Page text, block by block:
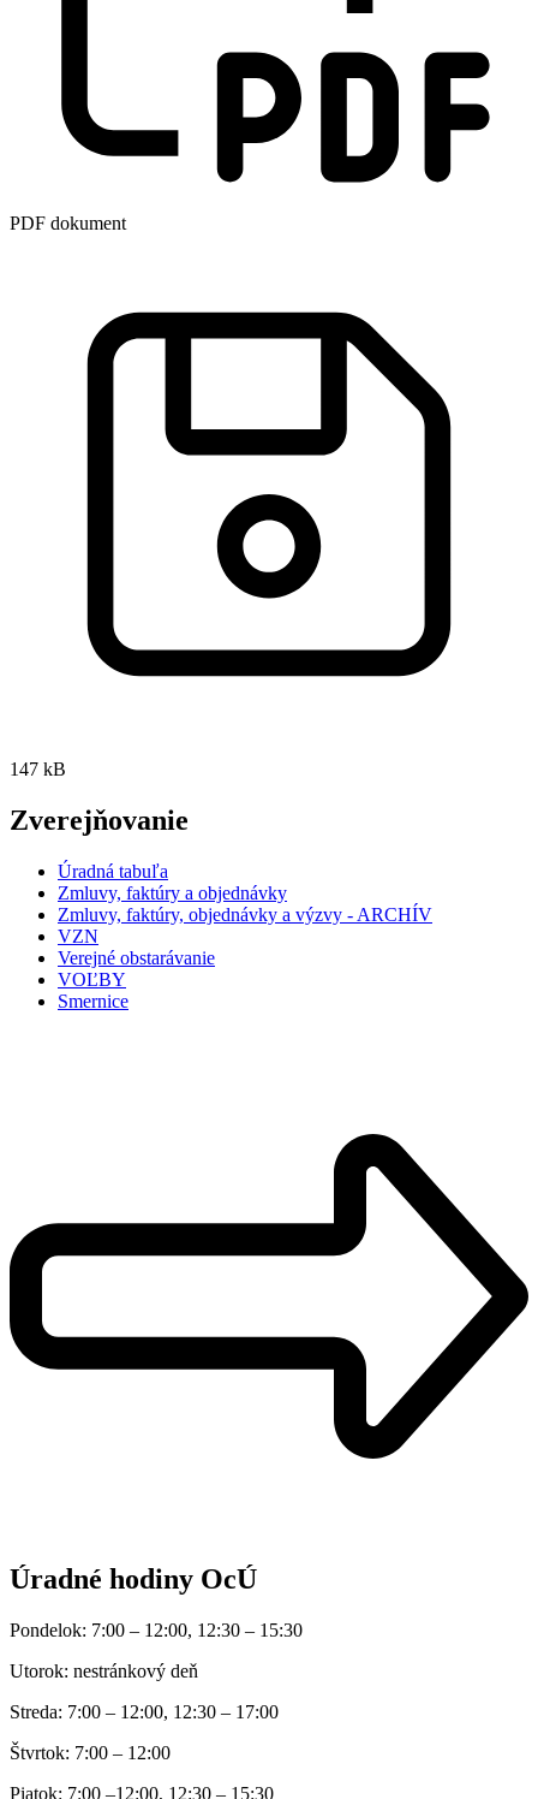
PDF dokument
147 kB
Zverejňovanie
Úradná tabuľa
Zmluvy, faktúry a objednávky
Zmluvy, faktúry, objednávky a výzvy - ARCHÍV
VZN
Verejné obstarávanie
VOĽBY
Smernice
Úradné hodiny OcÚ
Pondelok: 7:00 – 12:00, 12:30 – 15:30
Utorok: nestránkový deň
Streda: 7:00 – 12:00, 12:30 – 17:00
Štvrtok: 7:00 – 12:00
Piatok: 7:00 –12:00, 12:30 – 15:30